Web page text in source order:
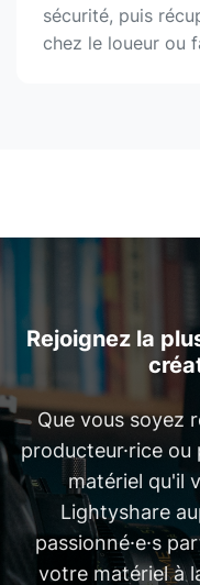
sécurité, puis
chez le loueur ou
Rejoignez la
Que vous soyez
producteur·rice ou
matériel qu'il
Lightyshare
passionné·e·s
votre matériel à